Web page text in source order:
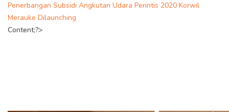
Penerbangan Subsidi Angkutan Udara Perintis 2020 Korwil
Merauke Dilaunching
Content;?>